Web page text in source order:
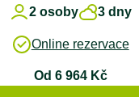
2 osoby 3 dny
Online rezervace
Od 6 964 Kč